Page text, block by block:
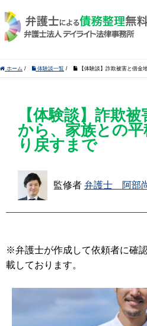
ホーム / 体験談一覧 / 【体験談】詐欺被害と借金
【体験談】詐欺
から、家族との
り戻すまで
監修者 弁護士 阿部
※弁護士が作成して依頼者に確
載しております。